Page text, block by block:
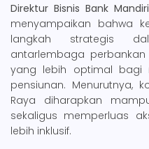
Direktur Bisnis Bank
menyampaikan bahwa
langkah strategis
antarlembaga
yang lebih optimal bagi
pensiunan. Menurutnya,
Raya diharapkan
sekaligus memperluas
lebih inklusif.